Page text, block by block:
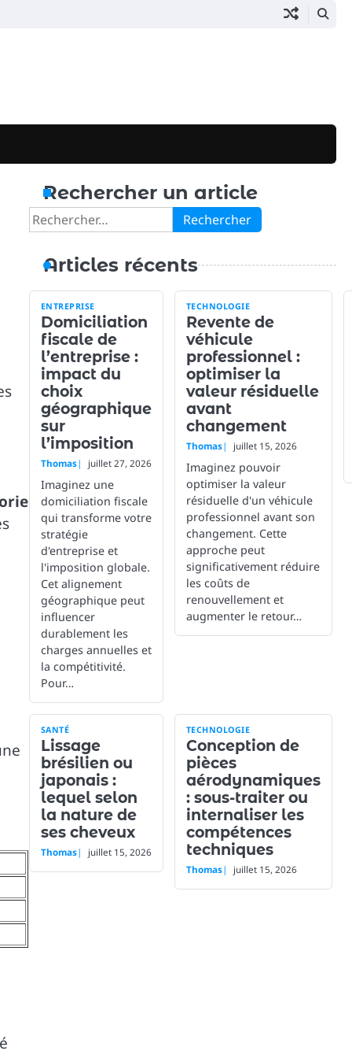
Rechercher un article
Rechercher :
Articles récents
ENTREPRISE
Domiciliation
fiscale de
l’entreprise :
impact du
choix
géographique
sur
l’imposition
Thomas juillet 27, 2026
Imaginez une
domiciliation fiscale
qui transforme votre
stratégie
d'entreprise et
l'imposition globale.
Cet alignement
géographique peut
influencer
durablement les
charges annuelles et
la compétitivité.
Pour…
TECHNOLOGIE
Revente de
véhicule
professionnel :
optimiser la
valeur résiduelle
avant
changement
Thomas juillet 15, 2026
Imaginez pouvoir
optimiser la valeur
résiduelle d'un véhicule
professionnel avant son
changement. Cette
approche peut
significativement réduire
les coûts de
renouvellement et
augmenter le retour…
SANTÉ
Lissage
brésilien ou
japonais :
lequel selon
la nature de
ses cheveux
Thomas juillet 15, 2026
TECHNOLOGIE
Conception de
pièces
aérodynamiques
: sous-traiter ou
internaliser les
compétences
techniques
Thomas juillet 15, 2026